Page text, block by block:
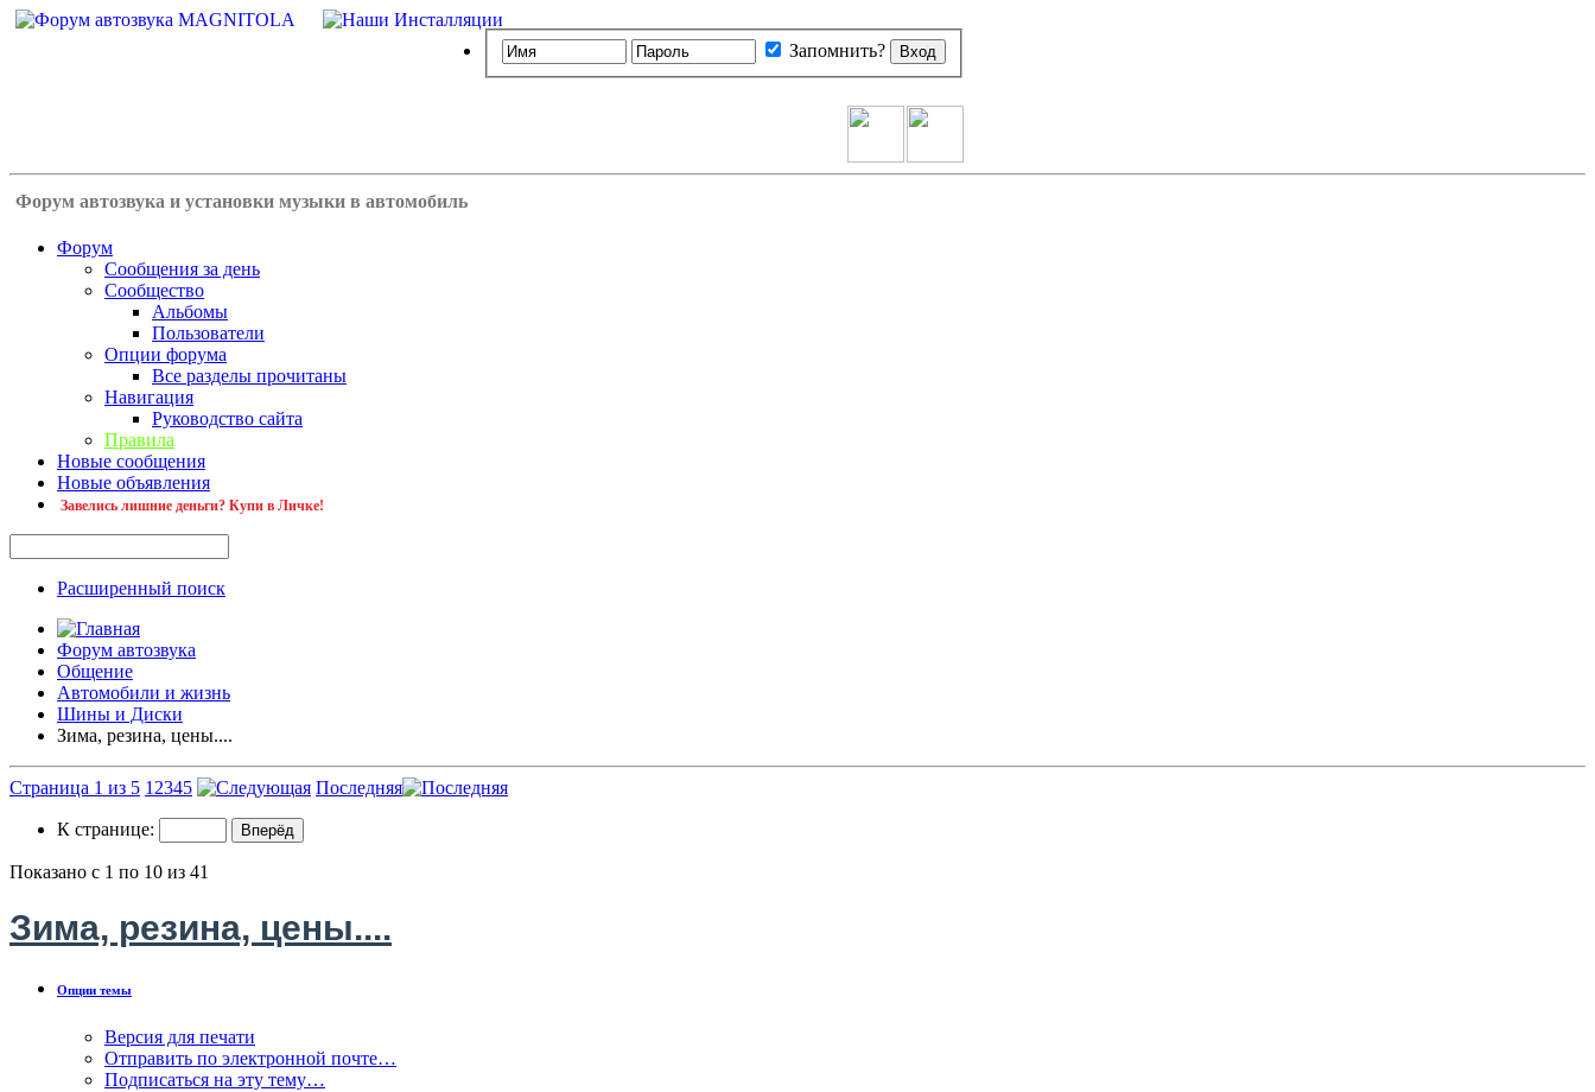
Запомнить?
Форум автозвука и установки музыки в автомобиль
Форум
Сообщения за день
Сообщество
Альбомы
Пользователи
Опции форума
Все разделы прочитаны
Навигация
Руководство сайта
Правила
Новые сообщения
Новые объявления
Завелись лишние деньги? Купи в Личке!
Расширенный поиск
Форум автозвука
Общение
Автомобили и жизнь
Шины и Диски
Зима, резина, цены....
Страница 1 из 5 1 2345 Последняя
К странице:
Показано с 1 по 10 из 41
Зима, резина, цены....
Опции темы
Версия для печати
Отправить по электронной почте…
Подписаться на эту тему…